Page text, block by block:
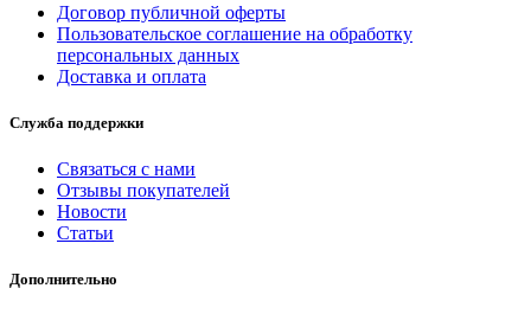
Договор публичной оферты
Пользовательское соглашение на обработку
персональных данных
Доставка и оплата
Служба поддержки
Связаться с нами
Отзывы покупателей
Новости
Статьи
Дополнительно